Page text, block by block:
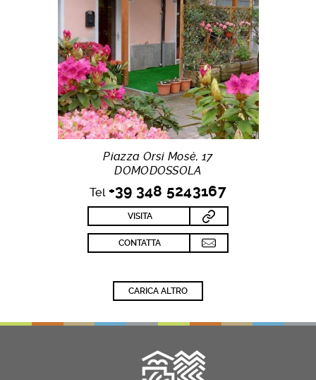
Piazza Orsi Mosè, 17
DOMODOSSOLA
Tel +39 348 5243167
VISITA
CONTATTA
CARICA ALTRO